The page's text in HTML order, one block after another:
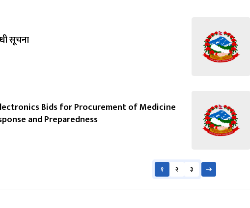
सूचना
Bids for Procurement of Medicine
and Preparedness
१ २ ३